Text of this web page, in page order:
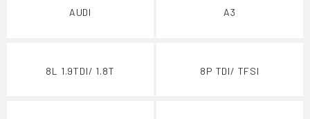
AUDI A3
8L 1.9TDI/ 1.8T 8P TDI/ TFSI